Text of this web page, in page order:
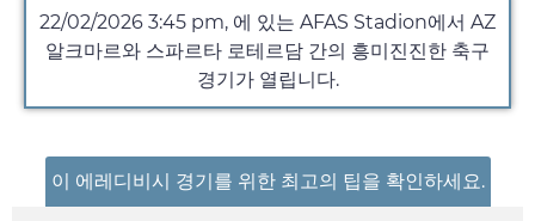
22/02/2026 3:45 pm, 에 있는 AFAS Stadion에서 AZ
알크마르와 스파르타 로테르담 간의 흥미진진한 축구
경기가 열립니다.
이 에레디비시 경기를 위한 최고의 팁을 확인하세요.